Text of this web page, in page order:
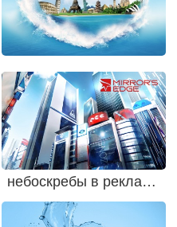
небоскребы в рекламе, дисплеях